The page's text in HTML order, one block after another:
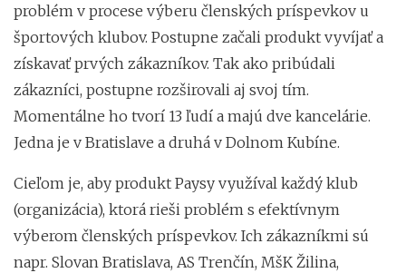
problém v procese výberu členských príspevkov u
športových klubov. Postupne začali produkt vyvíjať a
získavať prvých zákazníkov. Tak ako pribúdali
zákazníci, postupne rozširovali aj svoj tím.
Momentálne ho tvorí 13 ľudí a majú dve kancelárie.
Jedna je v Bratislave a druhá v Dolnom Kubíne.
Cieľom je, aby produkt Paysy využíval každý klub
(organizácia), ktorá rieši problém s efektívnym
výberom členských príspevkov. Ich zákazníkmi sú
napr. Slovan Bratislava, AS Trenčín, MšK Žilina,